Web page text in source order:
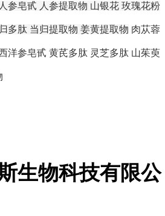
人参皂甙 人参提取物 山银花 玫瑰花粉
多肽 当归提取物 姜黄提取物 肉苁蓉
洋参皂甙 黄芪多肽 灵芝多肽 山茱萸
生物科技有限公